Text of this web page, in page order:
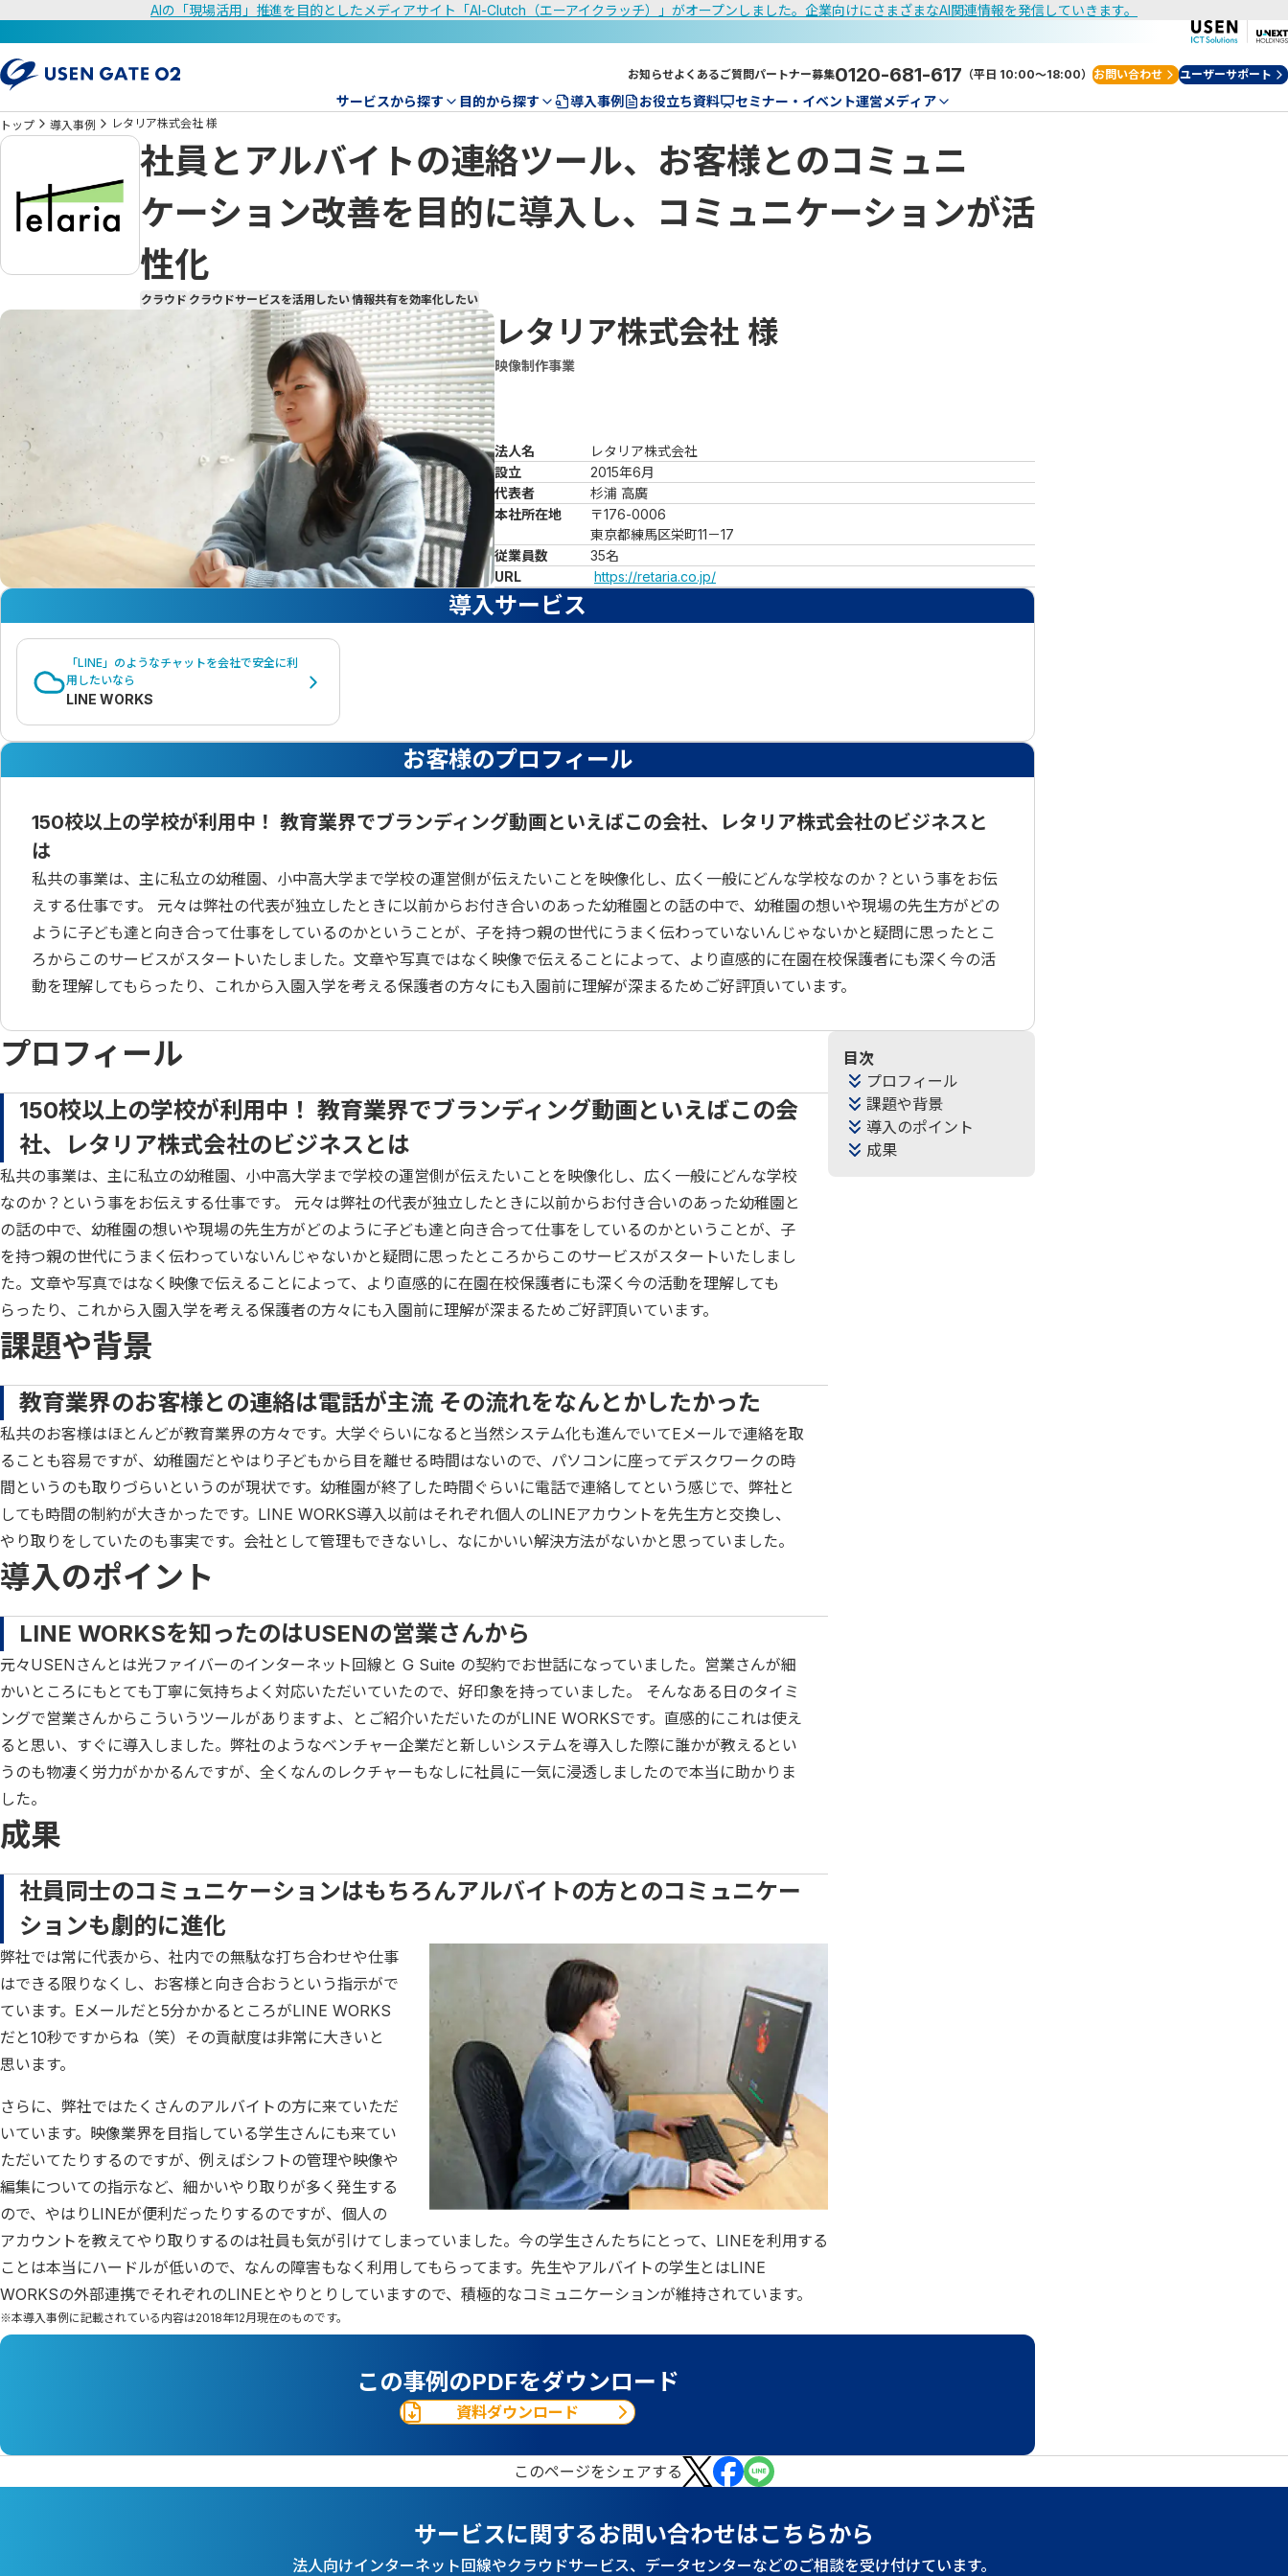
AIの「現場活用」推進を目的としたメディアサイト「AI-Clutch（エーアイクラッチ）」がオープンしました。企業向けにさまざまなAI関連情報を発信していきます。
お知らせよくあるご質問パートナー募集0120-681-617 （平日 10:00～18:00） お問い合わせ ユーザーサポート
サービスから探す 目的から探す 導入事例 お役立ち資料 セミナー・イベント運営メディア
トップ 導入事例 レタリア株式会社 様
社員とアルバイトの連絡ツール、お客様とのコミュニ
ケーション改善を目的に導入し、コミュニケーションが活
性化
クラウド クラウドサービスを活用したい情報共有を効率化したい
レタリア株式会社 様
映像制作事業
法人名
レタリア株式会社
設立
2015年6月
代表者
杉浦 高廣
本社所在地
〒176-0006
東京都練馬区栄町11－17
従業員数
35名
URL
https://retaria.co.jp/
導入サービス
「LINE」のようなチャットを会社で安全に利
用したいなら
LINE WORKS
お客様のプロフィール
150校以上の学校が利用中！ 教育業界でブランディング動画といえばこの会社、レタリア株式会社のビジネスと
は
私共の事業は、主に私立の幼稚園、小中高大学まで学校の運営側が伝えたいことを映像化し、広く一般にどんな学校なのか？という事をお伝
えする仕事です。 元々は弊社の代表が独立したときに以前からお付き合いのあった幼稚園との話の中で、幼稚園の想いや現場の先生方がどの
ように子ども達と向き合って仕事をしているのかということが、子を持つ親の世代にうまく伝わっていないんじゃないかと疑問に思ったとこ
ろからこのサービスがスタートいたしました。文章や写真ではなく映像で伝えることによって、より直感的に在園在校保護者にも深く今の活
動を理解してもらったり、これから入園入学を考える保護者の方々にも入園前に理解が深まるためご好評頂いています。
目次
プロフィール
課題や背景
導入のポイント
成果
プロフィール
150校以上の学校が利用中！ 教育業界でブランディング動画といえばこの会
社、レタリア株式会社のビジネスとは
私共の事業は、主に私立の幼稚園、小中高大学まで学校の運営側が伝えたいことを映像化し、広く一般にどんな学校
なのか？という事をお伝えする仕事です。 元々は弊社の代表が独立したときに以前からお付き合いのあった幼稚園と
の話の中で、幼稚園の想いや現場の先生方がどのように子ども達と向き合って仕事をしているのかということが、子
を持つ親の世代にうまく伝わっていないんじゃないかと疑問に思ったところからこのサービスがスタートいたしまし
た。文章や写真ではなく映像で伝えることによって、より直感的に在園在校保護者にも深く今の活動を理解しても
らったり、これから入園入学を考える保護者の方々にも入園前に理解が深まるためご好評頂いています。
課題や背景
教育業界のお客様との連絡は電話が主流 その流れをなんとかしたかった
私共のお客様はほとんどが教育業界の方々です。大学ぐらいになると当然システム化も進んでいてEメールで連絡を取
ることも容易ですが、幼稚園だとやはり子どもから目を離せる時間はないので、パソコンに座ってデスクワークの時
間というのも取りづらいというのが現状です。幼稚園が終了した時間ぐらいに電話で連絡してという感じで、弊社と
しても時間の制約が大きかったです。LINE WORKS導入以前はそれぞれ個人のLINEアカウントを先生方と交換し、
やり取りをしていたのも事実です。会社として管理もできないし、なにかいい解決方法がないかと思っていました。
導入のポイント
LINE WORKSを知ったのはUSENの営業さんから
元々USENさんとは光ファイバーのインターネット回線と G Suite の契約でお世話になっていました。営業さんが細
かいところにもとても丁寧に気持ちよく対応いただいていたので、好印象を持っていました。 そんなある日のタイミ
ングで営業さんからこういうツールがありますよ、とご紹介いただいたのがLINE WORKSです。直感的にこれは使え
ると思い、すぐに導入しました。弊社のようなベンチャー企業だと新しいシステムを導入した際に誰かが教えるとい
うのも物凄く労力がかかるんですが、全くなんのレクチャーもなしに社員に一気に浸透しましたので本当に助かりま
した。
成果
社員同士のコミュニケーションはもちろんアルバイトの方とのコミュニケー
ションも劇的に進化
弊社では常に代表から、社内での無駄な打ち合わせや仕事
はできる限りなくし、お客様と向き合おうという指示がで
ています。Eメールだと5分かかるところがLINE WORKS
だと10秒ですからね（笑）その貢献度は非常に大きいと
思います。
さらに、弊社ではたくさんのアルバイトの方に来ていただ
いています。映像業界を目指している学生さんにも来てい
ただいてたりするのですが、例えばシフトの管理や映像や
編集についての指示など、細かいやり取りが多く発生する
ので、やはりLINEが便利だったりするのですが、個人の
アカウントを教えてやり取りするのは社員も気が引けてしまっていました。今の学生さんたちにとって、LINEを利用する
ことは本当にハードルが低いので、なんの障害もなく利用してもらってます。先生やアルバイトの学生とはLINE
WORKSの外部連携でそれぞれのLINEとやりとりしていますので、積極的なコミュニケーションが維持されています。
※本導入事例に記載されている内容は2018年12月現在のものです。
この事例のPDFをダウンロード
資料ダウンロード
このページをシェアする
サービスに関するお問い合わせはこちらから
法人向けインターネット回線やクラウドサービス、データセンターなどのご相談を受け付けています。